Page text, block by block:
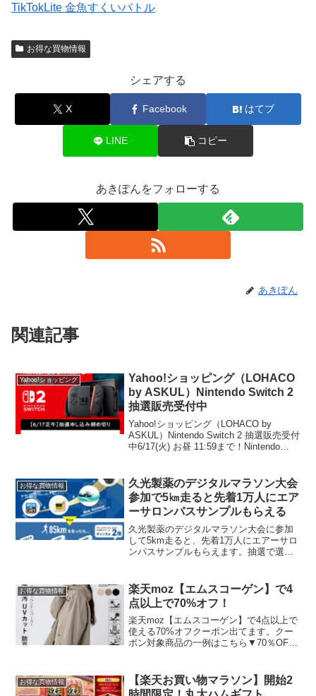
TikTokLite 金魚すくいバトル
お得な買物情報
シェアする
X Facebook はてブ
LINE コピー
あきぽんをフォローする
あきぽん
関連記事
Yahoo!ショッピング
Yahoo!ショッピング（LOHACO
by ASKUL）Nintendo Switch 2
抽選販売受付中
Yahoo!ショッピング（LOHACO by
ASKUL）Nintendo Switch 2 抽選販売受付
中6/17(火) お昼 11:59まで！Nintendo
お得な買物情報
久光製薬のデジタルマラソン大会
参加で5㎞走ると先着1万人にエア
ーサロンパスサンプルもらえる
久光製薬のデジタルマラソン大会に参加
して5km走ると、先着1万人にエアーサロ
ンパスサンプルもらえます。抽選で選べ
きな人ー🏃‍♀️🏃‍♂️デジタルマラソン大会参加
で先着...
お得な買物情報
楽天moz【エムスコーゲン】で4
点以上で70%オフ！
楽天moz【エムスコーゲン】で4点以上で
使える70%オフクーポン出てます。クー
ポン対象商品の一例はこちら▼70％OFF
お得な買物情報
【楽天お買い物マラソン】開始2